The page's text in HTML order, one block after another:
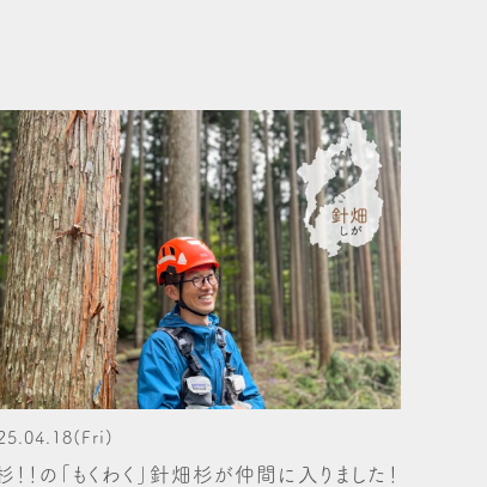
！！の「もくわく」針畑杉が仲間に入りました！